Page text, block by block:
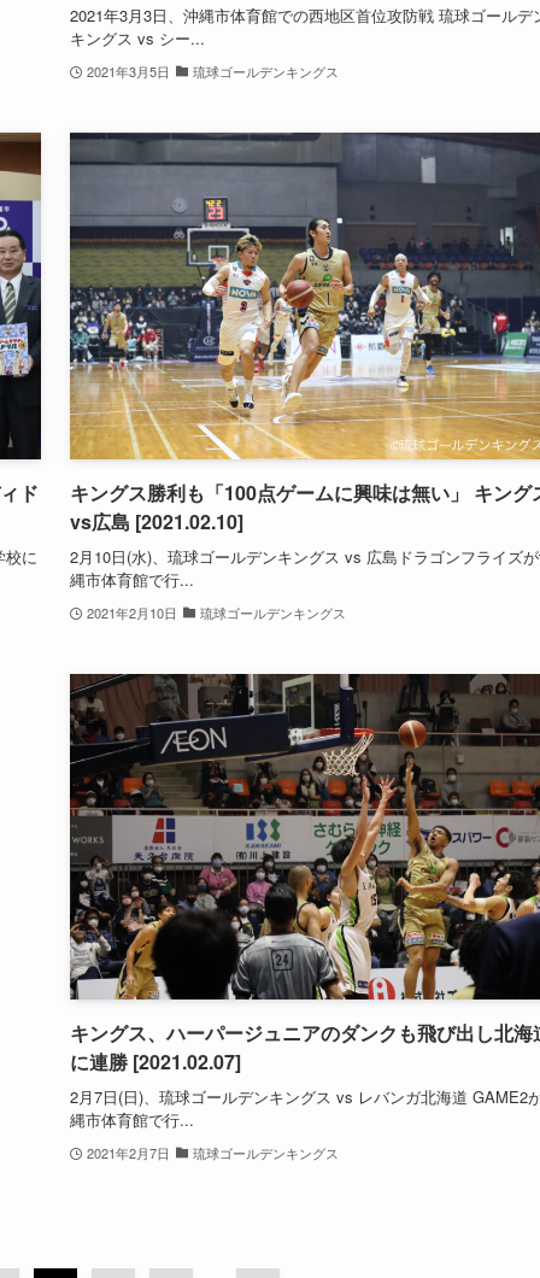
2021年3月3日、沖縄市体育館での西地区首位攻防戦 琉球ゴールデ
キングス vs シー...
2021年3月5日 琉球ゴールデンキングス
ド
に
キングス勝利も「100点ゲームに興味は無い」 キング
vs広島 [2021.02.10]
2月10日(水)、琉球ゴールデンキングス vs 広島ドラゴンフライズ
縄市体育館で行...
2021年2月10日 琉球ゴールデンキングス
キングス、ハーパージュニアのダンクも飛び出し北海
に連勝 [2021.02.07]
2月7日(日)、琉球ゴールデンキングス vs レバンガ北海道 GAME2
縄市体育館で行...
2021年2月7日 琉球ゴールデンキングス